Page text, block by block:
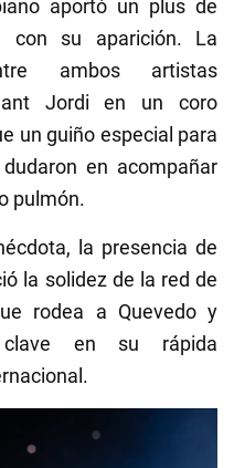
aportó un plus de
con su aparición. La
ambos artistas
Jordi en un coro
un guiño especial para
en acompañar
pulmón.
la presencia de
la solidez de la red de
rodea a Quevedo y
en su rápida